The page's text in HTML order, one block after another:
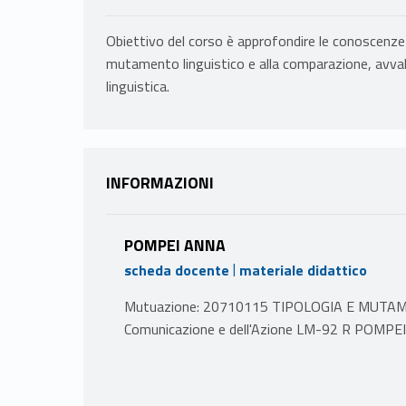
Obiettivo del corso è approfondire le
mutamento linguistico e alla comparazione,
linguistica.
INFORMAZIONI
POMPEI ANNA
scheda docente | materiale didattico
Mutuazione: 20710115 TIPOLOGIA E
Comunicazione e dell'Azione LM-92 R